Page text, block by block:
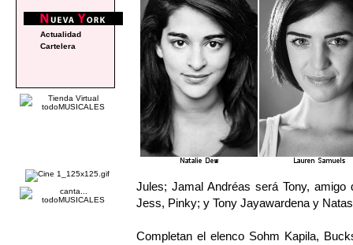
Jules; Jamal Andréas será Tony,
Jess, Pinky; y Tony Jayawardena y
Completan el elenco Sohm Kapila,
Actualidad
Cartelera